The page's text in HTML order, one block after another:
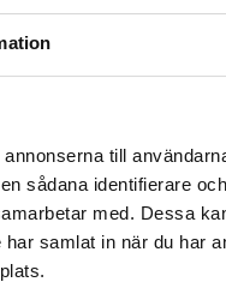
till
sådana identifierare
med. Dessa
samlat in när du har